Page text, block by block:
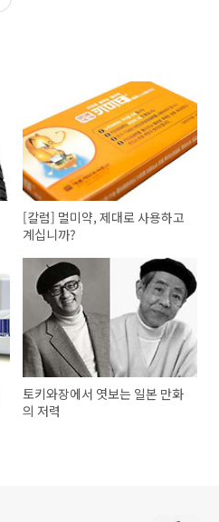
[칼럼] 멀미약, 제대로 사용하고
계십니까?
토키와장에서 엿보는 일본 만화
의 저력